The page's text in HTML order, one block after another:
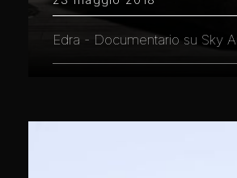
Edra - Documentario su Sky